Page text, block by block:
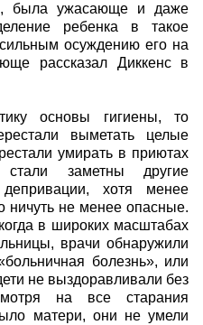
была ужасающе и даже
ребенка в такое
осуждению его на
рассказал Диккенс в
основы гигиены, то
выметать целые
умирать в приютах
заметны другие
депривации, хотя менее
ничуть не менее опасные.
в широких масштабах
врачи обнаружили
болезнь», или
не выздоравливали без
на все старания
матери, они не умели